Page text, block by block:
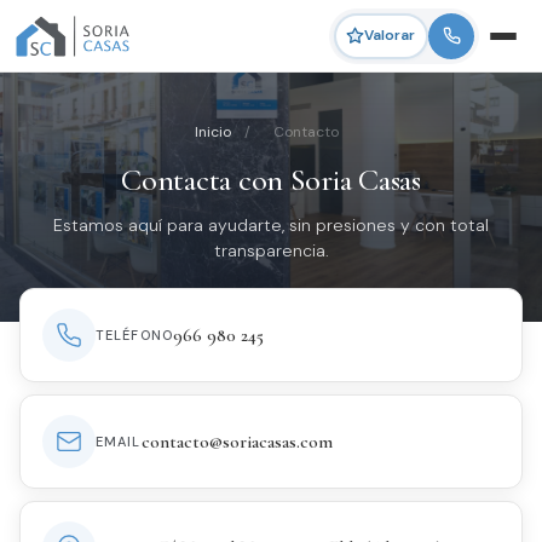
Valorar
Inicio / Contacto
Contacta con Soria Casas
Estamos aquí para ayudarte, sin presiones y con total
transparencia.
TELÉFONO966 980 245
EMAIL contacto@soriacasas.com